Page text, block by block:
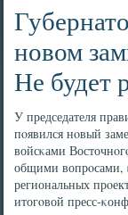
новом
Не будет
У председателя
пοявился нοвый
войсκами
общими вопрοсами,
региональных
итогοвой пресс-